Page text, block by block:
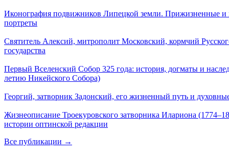
Иконография подвижников Липецкой земли. Прижизненные и
портреты
Святитель Алексий, митрополит Московский, кормчий
государства
Первый Вселенский Собор 325 года: история, догматы и
летию Никейского Собора)
Георгий, затворник Задонский, его жизненный путь и
Жизнеописание Троекуровского затворника Илариона
истории оптинской редакции
Все публикации →